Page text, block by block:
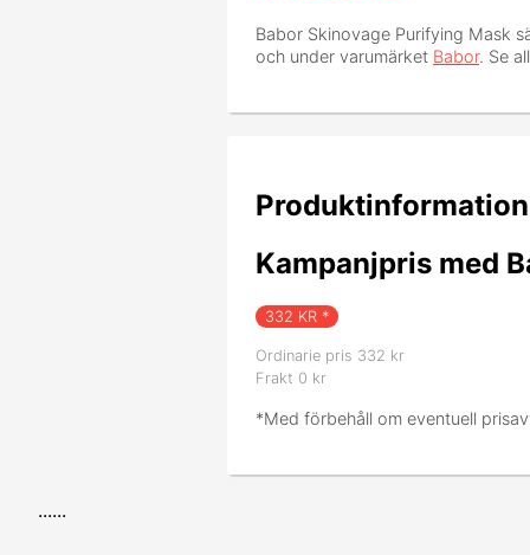
Babor Skinovage Purifying Mask
och under varumärket Babor. Se
Produktinformation
Kampanjpris med
332 KR *
Ordinarie pris 332 kr
Frakt 0 kr
*Med förbehåll om eventuell
......